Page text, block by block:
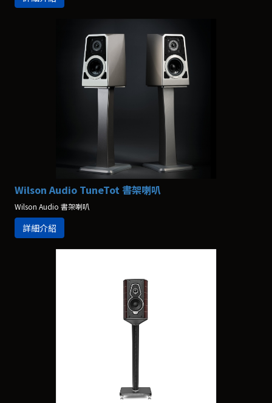
Wilson Audio TuneTot 書架喇叭
Wilson Audio 書架喇叭
詳細介紹